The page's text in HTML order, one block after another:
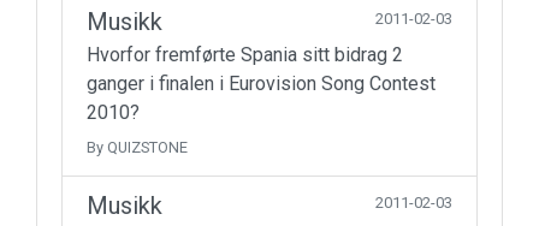
Musikk 2011-02-03
Hvorfor fremførte Spania sitt bidrag 2
ganger i finalen i Eurovision Song Contest
2010?
By QUIZSTONE
Musikk 2011-02-03